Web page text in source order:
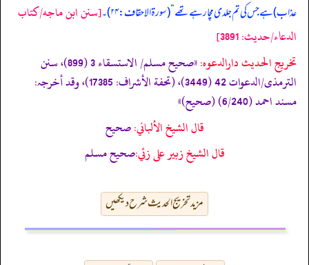
عذاب) ہے جس کی تم جلدی مچا رہے تھے“(سورۃ الاحقاف: ۲۴)۔
[سنن ابن ماجه/كتاب
الدعاء/حدیث: 3891]
تخریج الحدیث دارالدعوہ:
«صحیح مسلم/ الاستسقاء 3 (899)، سنن
الترمذی/الدعوات 42 (3449)، (تحفة الأشراف: 17385)، وقد أخرجہ:
مسند احمد (6/240) (صحیح)»
قال الشيخ الألباني:صحيح
قال الشيخ زبير على زئي:صحيح مسلم
مزید تخریج الحدیث شرح دیکھیں